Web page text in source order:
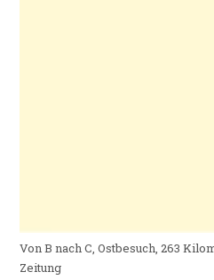
Von B nach C, Ostbesuch, 263
Zeitung